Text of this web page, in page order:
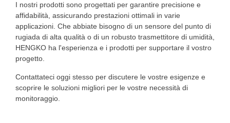
I nostri prodotti sono progettati per garantire precisione e
affidabilità, assicurando prestazioni ottimali in varie
applicazioni. Che abbiate bisogno di un sensore del punto di
rugiada di alta qualità o di un robusto trasmettitore di umidità,
HENGKO ha l'esperienza e i prodotti per supportare il vostro
progetto.
Contattateci oggi stesso per discutere le vostre esigenze e
scoprire le soluzioni migliori per le vostre necessità di
monitoraggio.